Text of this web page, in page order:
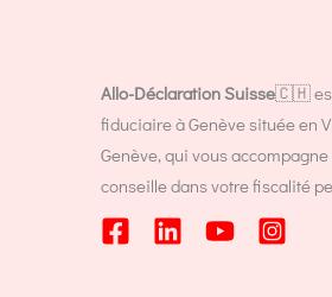
Allo-Déclaration Suisse🇨🇭
fiduciaire à Genève située en
Genève, qui vous
conseille dans votre fiscalité